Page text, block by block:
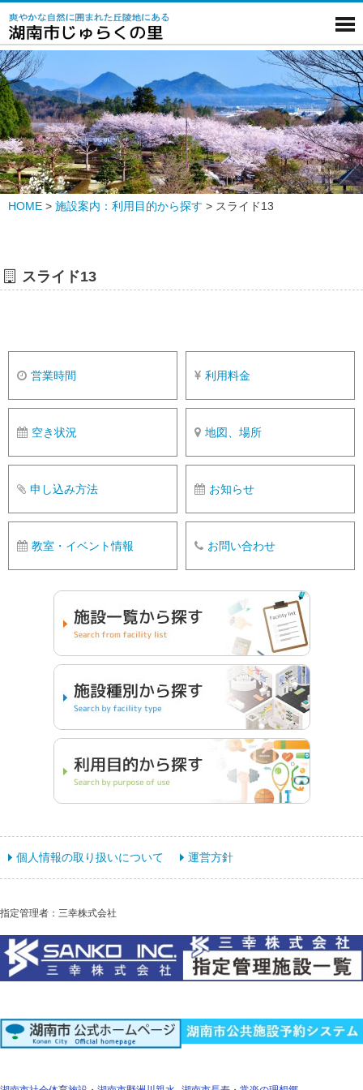
HOME > 施設案内：利用目的から探す > スライド13
スライド13
営業時間 利用料金
空き状況 地図、場所
申し込み方法 お知らせ
教室・イベント情報 お問い合わせ
個人情報の取り扱いについて 運営方針
指定管理者：三幸株式会社